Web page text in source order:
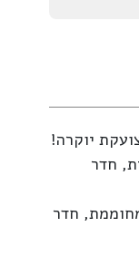
חדר
פנימית מחוממת, חדר